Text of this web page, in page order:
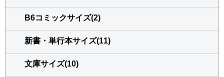
B6コミックサイズ(2)
新書・単行本サイズ(11)
文庫サイズ(10)